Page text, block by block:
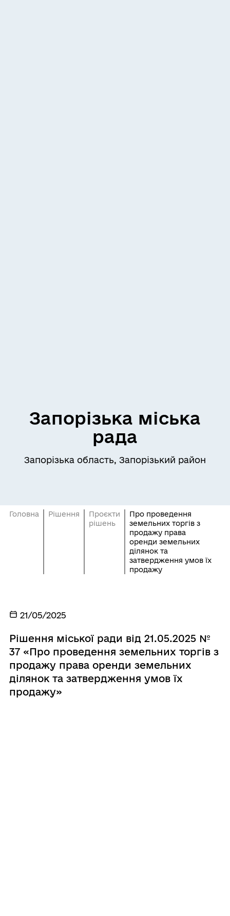
Запорізька міська
рада
Запорізька область, Запорізький район
Головна Рішення
Проєкти
рішень
Про проведення
земельних торгів з
продажу права
оренди земельних
ділянок та
затвердження умов їх
продажу
21/05/2025
Рішення міської ради від 21.05.2025 №
37 «Про проведення земельних торгів з
продажу права оренди земельних
ділянок та затвердження умов їх
продажу»